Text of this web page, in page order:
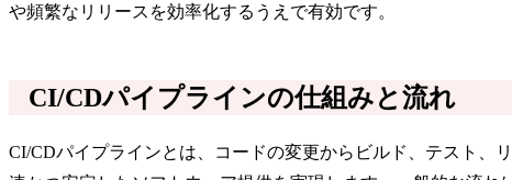
や頻繁なリリースを効率化するうえで有効です。
CI/CDパイプラインの仕組みと流れ
CI/CDパイプラインとは、コードの変更からビルド、テスト、